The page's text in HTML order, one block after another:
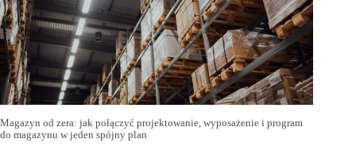
Magazyn od zera: jak połączyć projektowanie, wyposażenie i program
do magazynu w jeden spójny plan